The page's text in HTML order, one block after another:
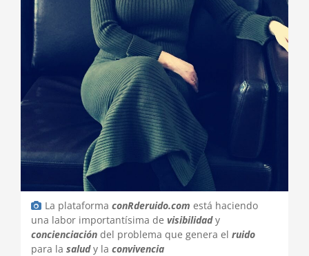
La plataforma conRderuido.com está haciendo
una labor importantísima de visibilidady
concienciación del problema que genera el ruido
para la saludy la convivencia